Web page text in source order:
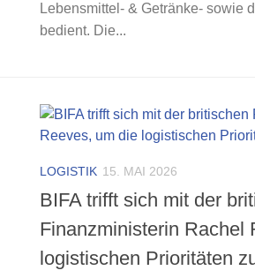
Lebensmittel- & Getränke- sowie
bedient. Die...
LOGISTIK 15. MAI 2026
BIFA trifft sich mit der
Finanzministerin Rachel
logistischen Prioritäten